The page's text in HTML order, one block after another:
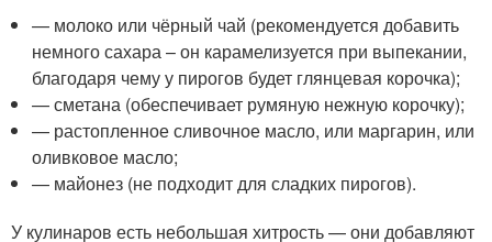
— молоко или чёрный чай (рекомендуется добавить
немного сахара – он карамелизуется при выпекании,
благодаря чему у пирогов будет глянцевая корочка);
— сметана (обеспечивает румяную нежную корочку);
— растопленное сливочное масло, или маргарин, или
оливковое масло;
— майонез (не подходит для сладких пирогов).
У кулинаров есть небольшая хитрость — они добавляют